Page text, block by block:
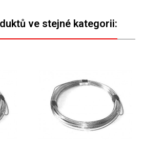
ve stejné kategorii: